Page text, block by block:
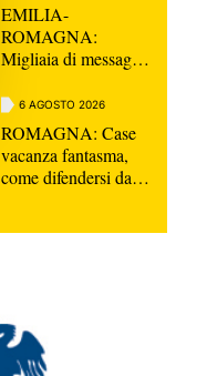
EMILIA-
ROMAGNA:
Migliaia di messaggi
Guccini, "Non
morirà mai"
6 AGOSTO 2026
ROMAGNA: Case
vacanza fantasma,
come difendersi dalle